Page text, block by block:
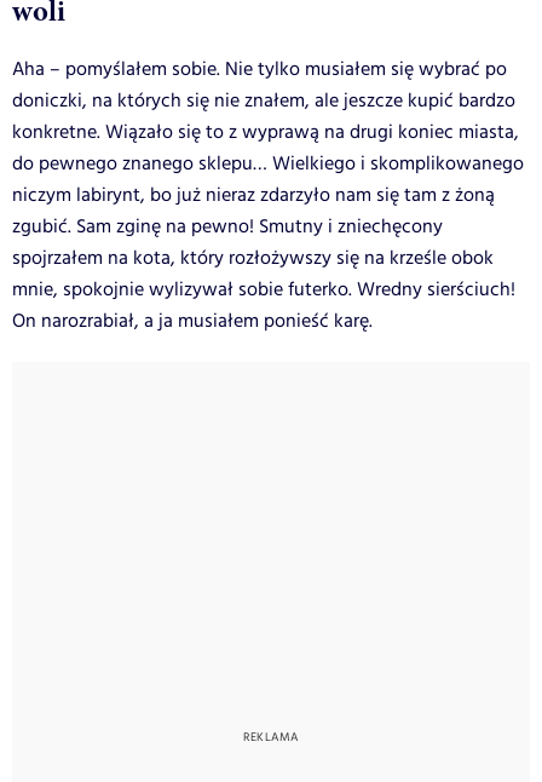
woli
Aha – pomyślałem sobie. Nie tylko musiałem się wybrać po
doniczki, na których się nie znałem, ale jeszcze kupić bardzo
konkretne. Wiązało się to z wyprawą na drugi koniec miasta,
do pewnego znanego sklepu… Wielkiego i skomplikowanego
niczym labirynt, bo już nieraz zdarzyło nam się tam z żoną
zgubić. Sam zginę na pewno! Smutny i zniechęcony
spojrzałem na kota, który rozłożywszy się na krześle obok
mnie, spokojnie wylizywał sobie futerko. Wredny sierściuch!
On narozrabiał, a ja musiałem ponieść karę.